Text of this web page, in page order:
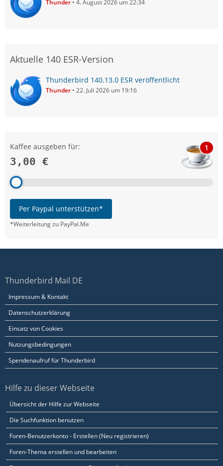
Thunder 4. August 2026 um 22:34
Aktuelle 140 ESR-Version
Thunderbird 140.13.0 ESR veröffentlicht
Thunder 22. Juli 2026 um 19:16
Kaffee ausgeben für:
3,00 €
1
Per Paypal unterstützen*
*Weiterleitung zu PayPal.Me
Thunderbird Mail DE
Impressum & Kontakt
Datenschutzerklärung
Einsatz von Cookies
Nutzungsbedingungen
Spendenaufruf für Thunderbird
Hilfe zu dieser Webseite
Übersicht der Hilfe zur Webseite
Die Suchfunktion benutzen
Foren-Benutzerkonto - Erstellen (Neu registrieren)
Foren-Thema erstellen und bearbeiten